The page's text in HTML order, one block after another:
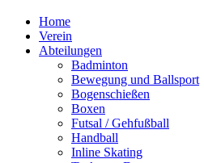
Home
Verein
Abteilungen
Badminton
Bewegung und Ballsport
Bogenschießen
Boxen
Futsal / Gehfußball
Handball
Inline Skating